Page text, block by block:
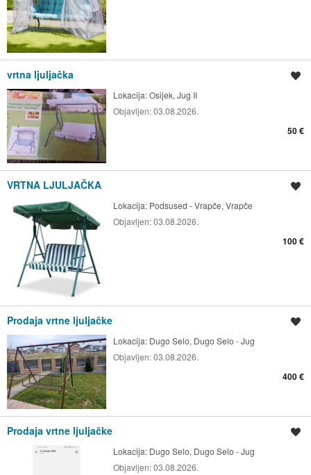
vrtna ljuljačka
Lokacija:Osijek, Jug II
Objavljen:03.08.2026.
50 €
VRTNA LJULJAČKA
Lokacija: Podsused - Vrapče, Vrapče
Objavljen:03.08.2026.
100 €
Prodaja vrtne ljuljačke
Lokacija: Dugo Selo, Dugo Selo - Jug
Objavljen:03.08.2026.
400 €
Prodaja vrtne ljuljačke
Lokacija: Dugo Selo, Dugo Selo - Jug
Objavljen:03.08.2026.